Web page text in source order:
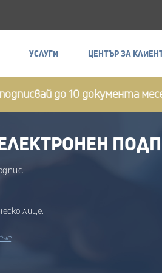
УСЛУГИ
ЦЕНТЪР ЗА
до 10 документа месечно.
лице.